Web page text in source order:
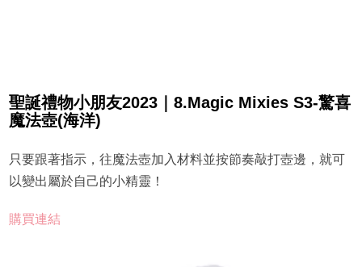
聖誕禮物小朋友2023｜8.Magic Mixies S3-驚喜
魔法壺(海洋)
只要跟著指示，往魔法壺加入材料並按節奏敲打壺邊，就可
以變出屬於自己的小精靈！
購買連結